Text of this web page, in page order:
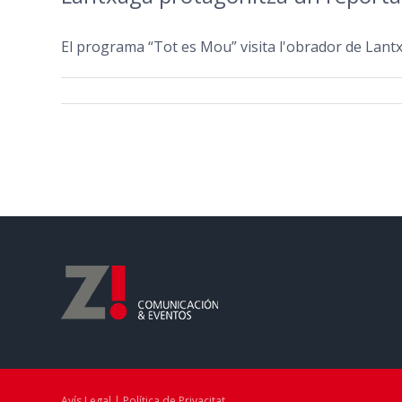
El programa “Tot es Mou” visita l'obrador de